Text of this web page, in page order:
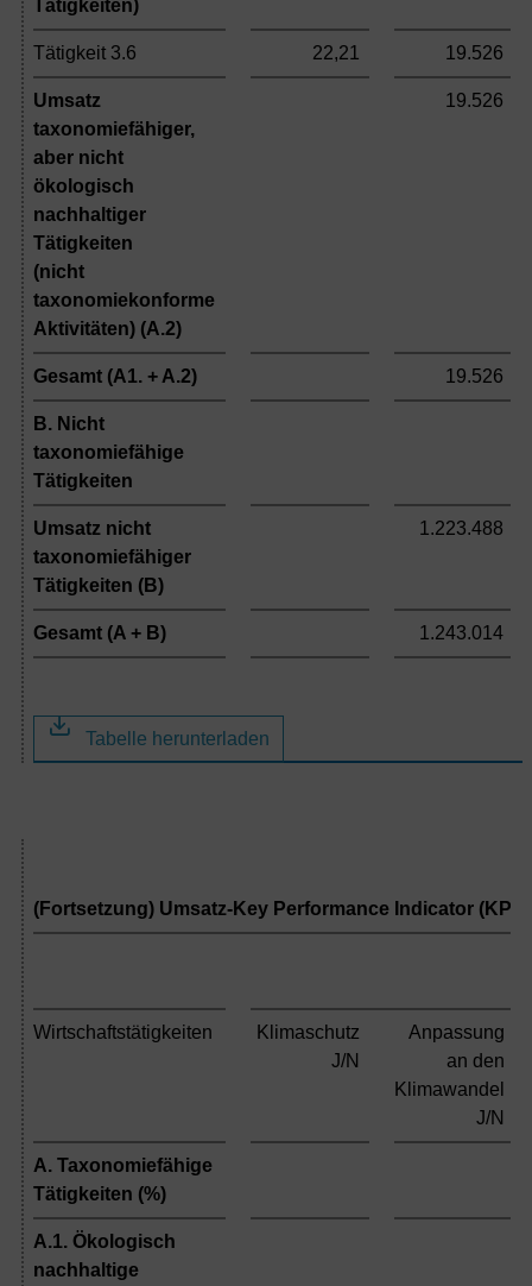
Tätigkeiten)
Tätigkeit 3.6 22,21 19.526
Umsatz
taxonomiefähiger,
aber nicht
ökologisch
nachhaltiger
Tätigkeiten
(nicht
taxonomiekonforme
Aktivitäten) (A.2)
19.526
Gesamt (A1. + A.2) 19.526
B. Nicht
taxonomiefähige
Tätigkeiten
Umsatz nicht
taxonomiefähiger
Tätigkeiten (B)
1.223.488
Gesamt (A + B) 1.243.014
Tabelle herunterladen
(Fortsetzung) Umsatz-Key Performance Indicator (KPI)
Wirtschaftstätigkeiten
Klimaschutz
J/N
Anpassung
an den
Klimawandel
J/N
A. Taxonomiefähige
Tätigkeiten (%)
A.1. Ökologisch
nachhaltige